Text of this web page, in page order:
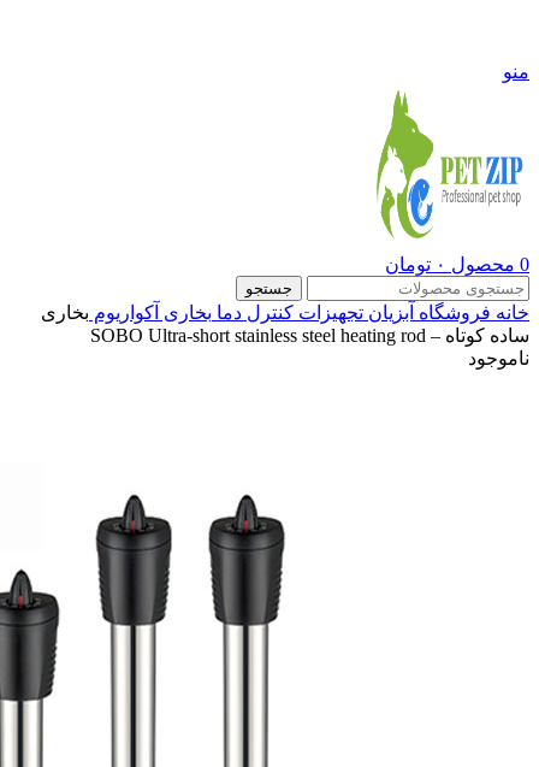
منو
0 محصول ۰ تومان
جستجو
خانه فروشگاه آبزیان تجهیزات کنترل دما بخاری آکواریوم بخاری
ساده کوتاه – SOBO Ultra-short stainless steel heating rod
ناموجود